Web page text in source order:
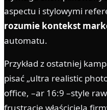
aspectu i stylowymi
rozumie kontekst
automatu.
Przykład z ostatniej
pisać „ultra realistic
office, –ar 16:9 –style
frustrację właściciela